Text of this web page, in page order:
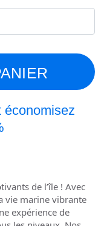
était :
économisez
de l’île ! Avec
vie marine vibrante
expérience de